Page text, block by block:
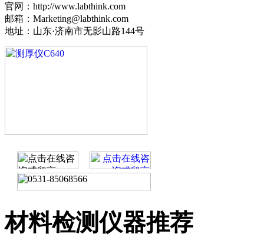
官网：http://www.labthink.com
邮箱：Marketing@labthink.com
地址：山东·济南市无影山路144号
材料检测仪器推荐